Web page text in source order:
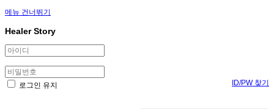
메뉴 건너뛰기
Healer Story
로그인 유지 ID/PW 찾기
Sketchbook5, 스케치북5